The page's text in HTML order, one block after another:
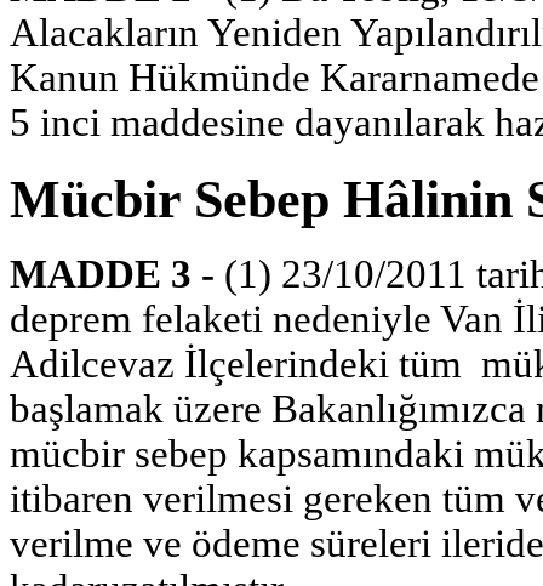
Alacakların Yeniden
Kanun Hükmünde
5 inci maddesine dayanılarak
Mücbir Sebep Hâlinin
MADDE 3 - (1) 23/10/2011
deprem felaketi nedeniyle Van
Adilcevaz İlçelerindeki tüm
başlamak üzere
mücbir sebep kapsamındaki
itibaren verilmesi gereken tüm
verilme ve ödeme süreleri